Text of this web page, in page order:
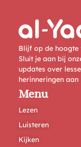
Blijf op de hoogte
Sluit je aan bij
updates over
herinneringen
Menu
Lezen
Luisteren
Kijken